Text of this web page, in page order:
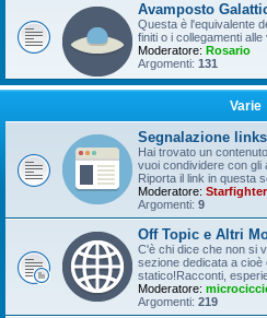
Avamposto
Questa è l'equivalente
finiti o i collegamenti
Moderatore: Rosario
Argomenti: 131
Varie
Segnalazione links
Hai trovato un
vuoi condividere con gli
Riporta il link in questa
Moderatore:
Argomenti: 9
Off Topic e Altri
C'è chi dice che non si
sezione dedicata a cioè
statico!Racconti,
Moderatore:
Argomenti: 219